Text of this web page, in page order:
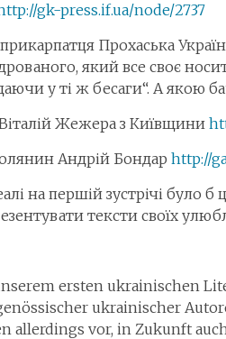
gk-press.if.ua/node/2737
Прохаська
який все своє
у ті ж бесаги“. А якою
Жежера з Київщини
Андрій Бондар http://
на першій зустрічі було б
тексти своїх
ersten ukrainischen
ukrainischer
allerdings vor, in Zukunft